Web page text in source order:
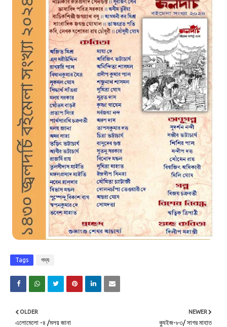
Tags গদ্য
NEWER
ক্যুইজ-৮৩/ সাগর মাহাত
OLDER
এলোমেলো -৪ /মলয় জানা